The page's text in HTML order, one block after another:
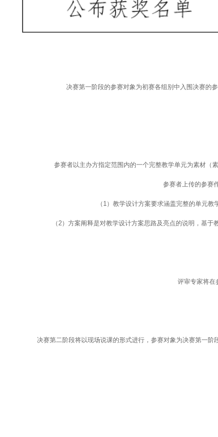
决赛第一阶段的参赛对象为初赛各组别中入围决赛的
参赛者以主办方指定范围内的一个完整教学单元为素材（
参赛者上传的参赛
（1）教学设计方案要求涵盖完整的单元
（2）方案阐释是对教学设计方案思路及亮点的说明，基
评审专家将在
决赛第二阶段将以现场说课的形式进行，参赛对象为决赛第一